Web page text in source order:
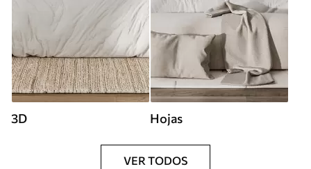
3D Hojas
VER TODOS